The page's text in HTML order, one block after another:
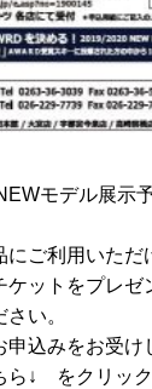
モデル展示
にご利用いただ
ットをプレゼ
い。
込みをお受け
ら↓ をクリック